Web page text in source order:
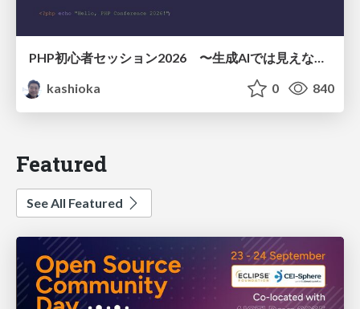
PHP初心者セッション2026 〜生成AIでは見えない裏側を知る：今だからLAMPを通して仕組みを学ぶ〜
kashioka
0 840
Featured
See All Featured